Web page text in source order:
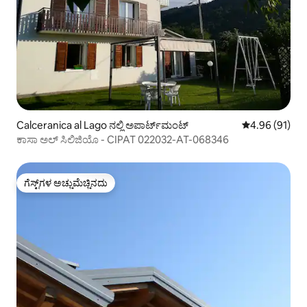
Calceranica al Lago ನಲ್ಲಿ ಅಪಾರ್ಟ್‌ಮಂಟ್ 5 ರಲ್ಲಿ 4.96
4.96 (91)
ಕಾಸಾ ಅಲ್ ಸಿಲಿಜಿಯೊ - CIPAT 022032-AT-068346
ಗೆಸ್ಟ್‌ಗಳ ಅಚ್ಚುಮೆಚ್ಚಿನದು
ಗೆಸ್ಟ್‌ಗಳ ಅಚ್ಚುಮೆಚ್ಚಿನದು